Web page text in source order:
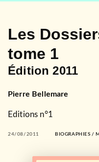
Les
tome 1
Édition 2011
Pierre Bellemare
Editions n°1
24/08/2011 BIOGRAPHIES /